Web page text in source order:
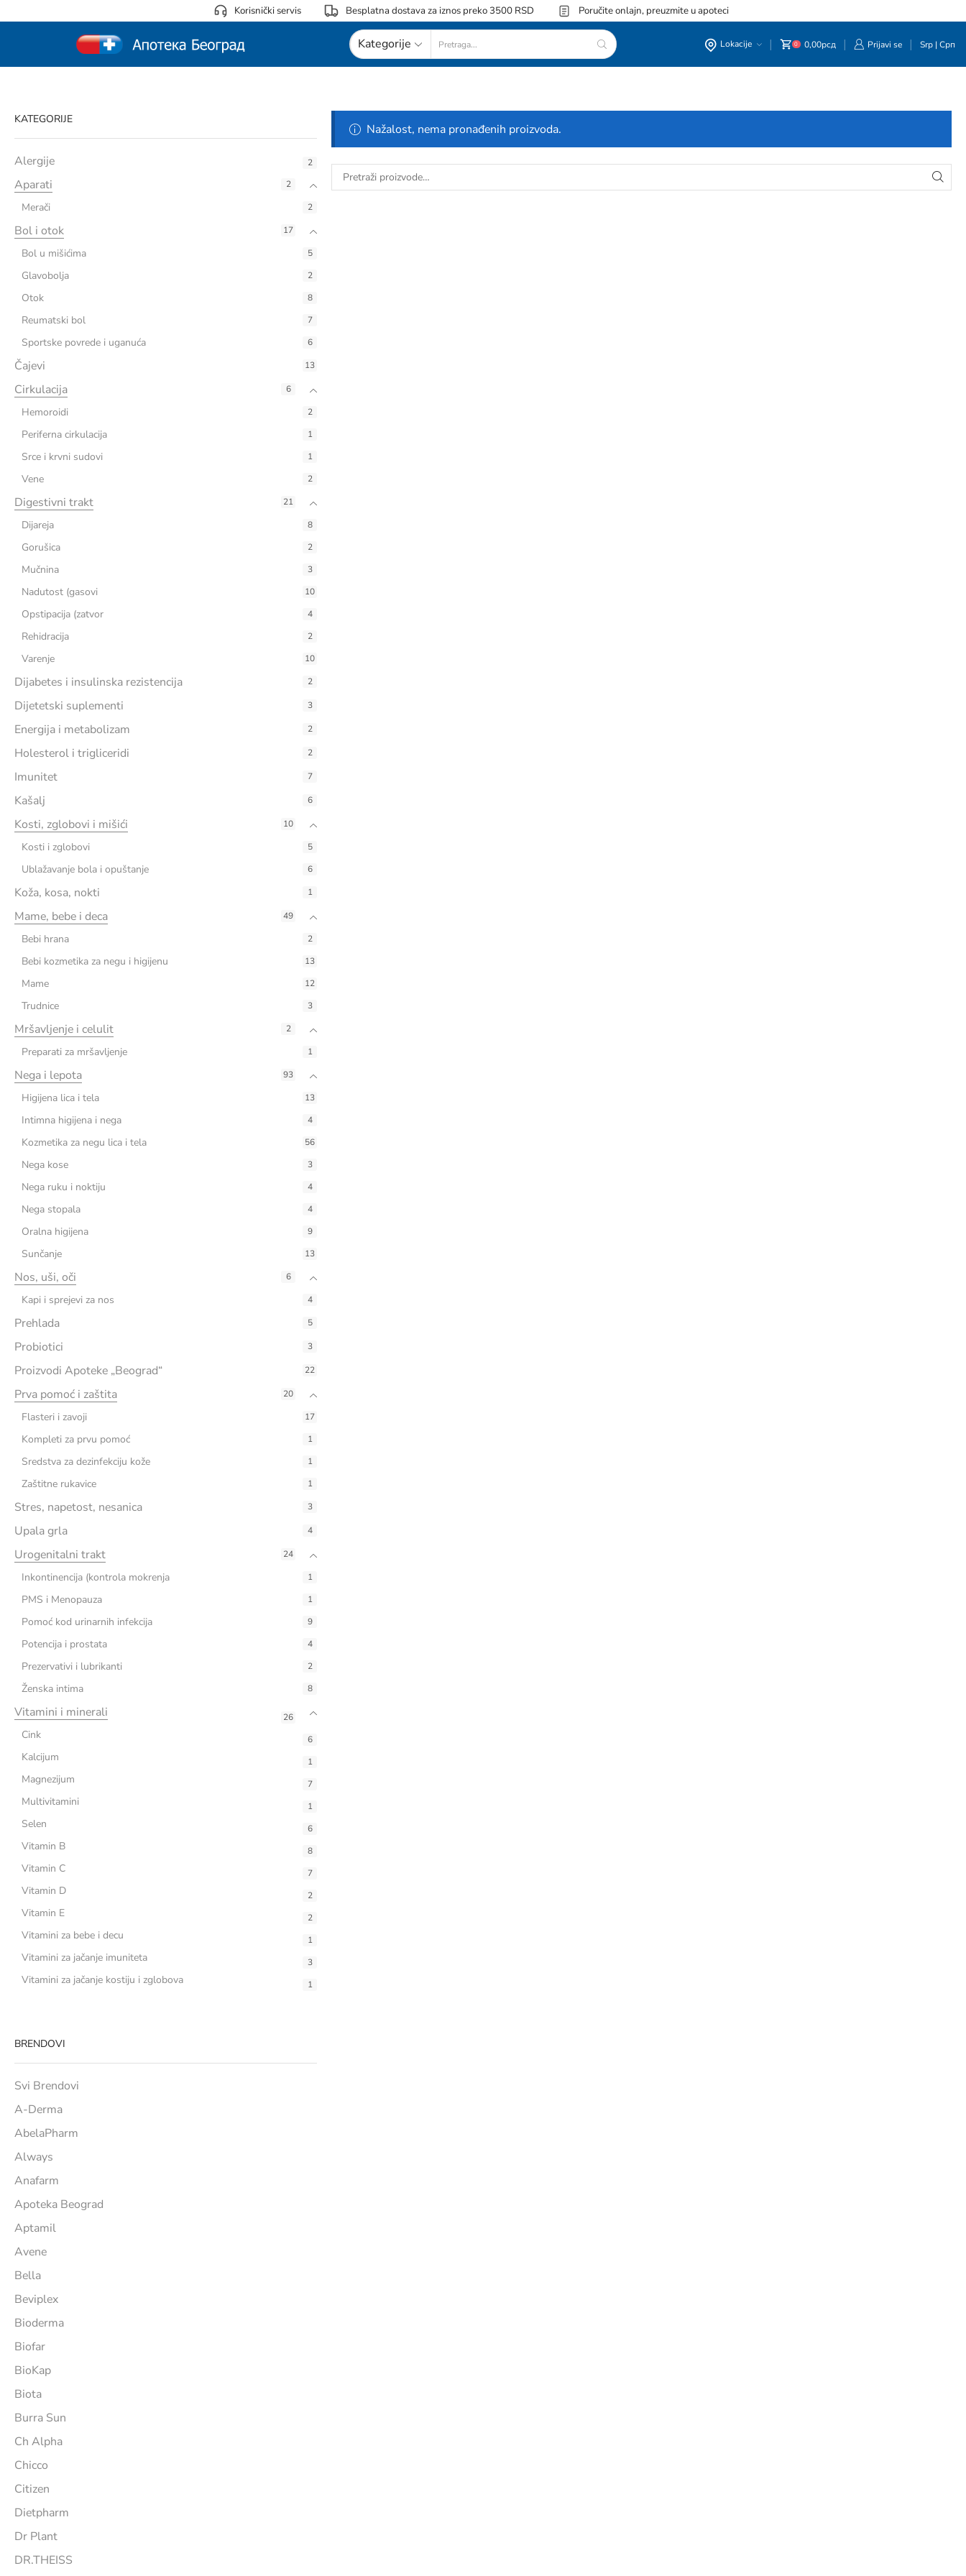
Korisnički servis Besplatna dostava za iznos preko 3500 RSD Poručite onlajn, preuzmite u apoteci
Kategorije Lokacije 0 0,00рсд Prijavi se Srp| Срп
KATEGORIJE
Alergije 2
Aparati 2
Merači 2
Bol i otok 17
Bol u mišićima 5
Glavobolja 2
Otok 8
Reumatski bol 7
Sportske povrede i uganuća 6
Čajevi 13
Cirkulacija 6
Hemoroidi 2
Periferna cirkulacija 1
Srce i krvni sudovi 1
Vene 2
Digestivni trakt 21
Dijareja 8
Gorušica 2
Mučnina 3
Nadutost (gasovi 10
Opstipacija (zatvor 4
Rehidracija 2
Varenje 10
Dijabetes i insulinska rezistencija 2
Dijetetski suplementi 3
Energija i metabolizam 2
Holesterol i trigliceridi 2
Imunitet 7
Kašalj 6
Kosti, zglobovi i mišići 10
Kosti i zglobovi 5
Ublažavanje bola i opuštanje 6
Koža, kosa, nokti 1
Mame, bebe i deca 49
Bebi hrana 2
Bebi kozmetika za negu i higijenu 13
Mame 12
Trudnice 3
Mršavljenje i celulit 2
Preparati za mršavljenje 1
Nega i lepota 93
Higijena lica i tela 13
Intimna higijena i nega 4
Kozmetika za negu lica i tela 56
Nega kose 3
Nega ruku i noktiju 4
Nega stopala 4
Oralna higijena 9
Sunčanje 13
Nos, uši, oči 6
Kapi i sprejevi za nos 4
Prehlada 5
Probiotici 3
Proizvodi Apoteke „Beograd“ 22
Prva pomoć i zaštita 20
Flasteri i zavoji 17
Kompleti za prvu pomoć 1
Sredstva za dezinfekciju kože 1
Zaštitne rukavice 1
Stres, napetost, nesanica 3
Upala grla 4
Urogenitalni trakt 24
Inkontinencija (kontrola mokrenja 1
PMS i Menopauza 1
Pomoć kod urinarnih infekcija 9
Potencija i prostata 4
Prezervativi i lubrikanti 2
Ženska intima 8
Vitamini i minerali 26
Cink 6
Kalcijum 1
Magnezijum 7
Multivitamini 1
Selen 6
Vitamin B 8
Vitamin C 7
Vitamin D 2
Vitamin E 2
Vitamini za bebe i decu 1
Vitamini za jačanje imuniteta 3
Vitamini za jačanje kostiju i zglobova 1
BRENDOVI
Svi Brendovi
A-Derma
AbelaPharm
Always
Anafarm
Apoteka Beograd
Aptamil
Avene
Bella
Beviplex
Bioderma
Biofar
BioKap
Biota
Burra Sun
Ch Alpha
Chicco
Citizen
Dietpharm
Dr Plant
DR.THEISS
Nažalost, nema pronađenih proizvoda.